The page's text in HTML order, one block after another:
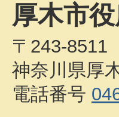
厚木市
〒243-8511
神奈川県厚
電話番号